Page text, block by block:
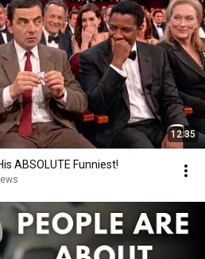
12:35
ABSOLUTE Funniest!